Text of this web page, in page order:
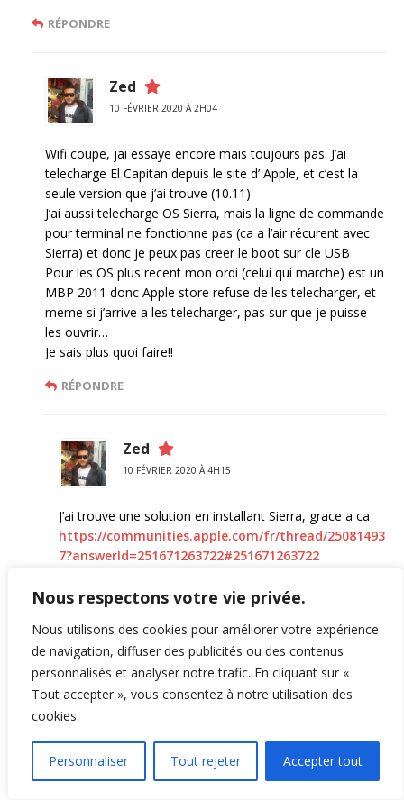
Nous respectons votre vie privée.
Nous utilisons des cookies pour améliorer votre expérience
de navigation, diffuser des publicités ou des contenus
personnalisés et analyser notre trafic. En cliquant sur «
Tout accepter », vous consentez à notre utilisation des
cookies.
Personnaliser Tout rejeter Accepter tout
RÉPONDRE
Zed
10 FÉVRIER 2020 À 2H04
Wifi coupe, jai essaye encore mais toujours pas. J’ai
telecharge El Capitan depuis le site d’ Apple, et c’est la
seule version que j’ai trouve (10.11)
J’ai aussi telecharge OS Sierra, mais la ligne de commande
pour terminal ne fonctionne pas (ca a l’air récurent avec
Sierra) et donc je peux pas creer le boot sur cle USB
Pour les OS plus recent mon ordi (celui qui marche) est un
MBP 2011 donc Apple store refuse de les telecharger, et
meme si j’arrive a les telecharger, pas sur que je puisse
les ouvrir…
Je sais plus quoi faire!!
RÉPONDRE
Zed
10 FÉVRIER 2020 À 4H15
J’ai trouve une solution en installant Sierra, grace a ca
https://communities.apple.com/fr/thread/25081493
7?answerId=251671263722#251671263722
Merci encore
RÉPONDRE
Paul
Ah cool, tant mieux si vous avez trouvé !